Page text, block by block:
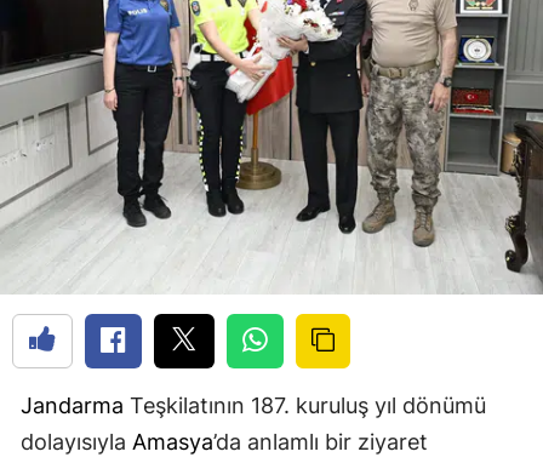
Jandarma Teşkilatının 187. kuruluş yıl dönümü
dolayısıyla Amasya’da anlamlı bir ziyaret